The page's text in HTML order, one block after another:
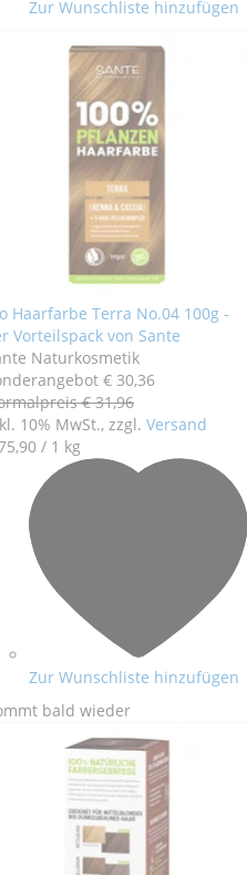
Zur Wunschliste hinzufügen
Haarfarbe Terra No.04 100g -
Vorteilspack von Sante
Naturkosmetik
€ 30,36
€ 31,96
10% MwSt., zzgl. Versand
,90 / 1 kg
Zur Wunschliste hinzufügen
bald wieder